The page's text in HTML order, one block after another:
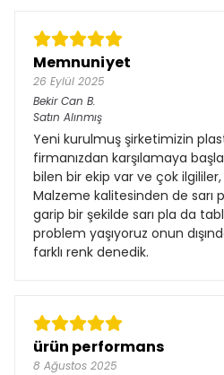
Memnuniyet
26 Eylül 2025
Bekir Can B.
Satın Alınmış
Yeni kurulmuş şirketimizin
firmanızdan karşılamaya
bilen bir ekip var ve çok
Malzeme kalitesinden de sarı
garip bir şekilde sarı pla da
problem yaşıyoruz onun
farklı renk denedik.
ürün performans
8 Ağustos 2025